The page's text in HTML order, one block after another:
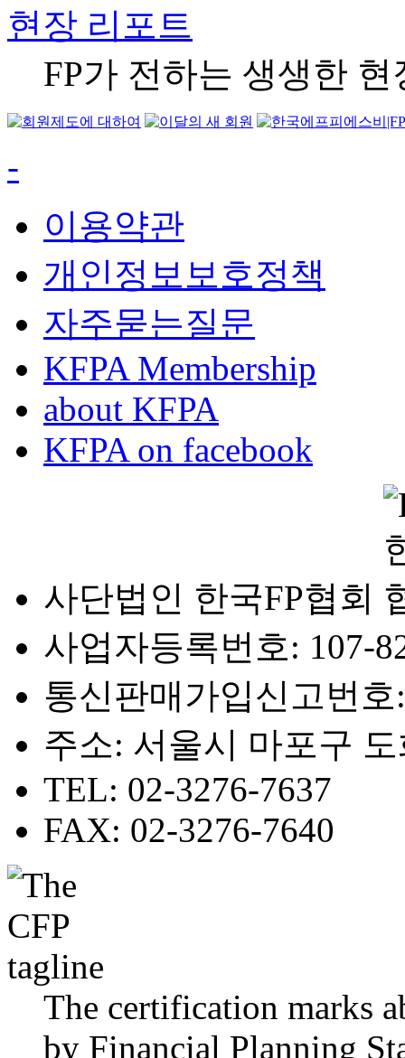
현장 리포트
FP가 전하는 생생한 현
-
이용약관
개인정보보호정책
자주묻는질문
KFPA Membership
about KFPA
KFPA on facebook
사단법인 한국FP협회
사업자등록번호: 107-
통신판매가입신고번호
주소: 서울시 마포구
TEL: 02-3276-7637
FAX: 02-3276-7640
The certification marks
by Financial Planning